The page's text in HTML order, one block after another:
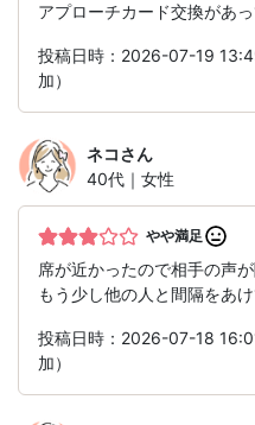
アプローチカード交換があっ
投稿日時：2026-07-19
加）
ネコさん
40代｜女性
やや満足
席が近かったので相手の声
もう少し他の人と間隔をあけ
投稿日時：2026-07-18
加）